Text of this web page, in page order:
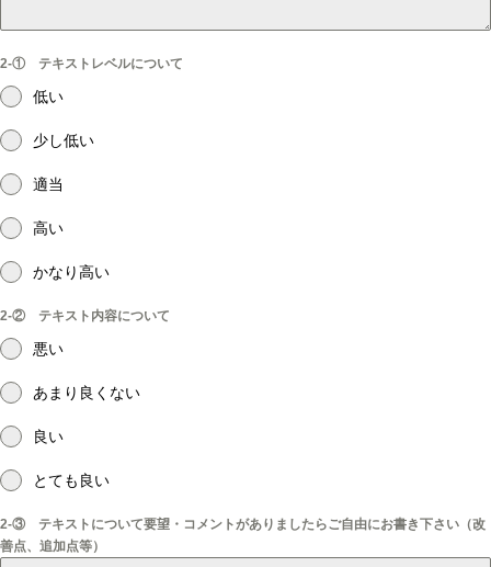
2-① テキストレベルについて
低い
少し低い
適当
高い
かなり高い
2-② テキスト内容について
悪い
あまり良くない
良い
とても良い
2-③ テキストについて要望・コメントがありましたらご自由にお書き下さい（改
善点、追加点等）